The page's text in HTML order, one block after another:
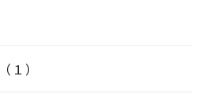
１）